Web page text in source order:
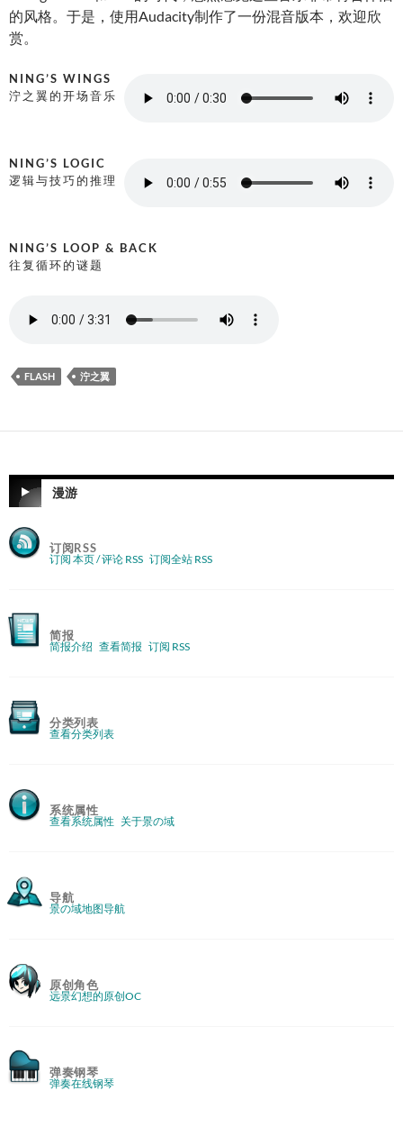
的风格。于是，使用Audacity制作了一份混音版本，欢迎欣
赏。
NING’S WINGS
泞之翼的开场音乐
NING’S LOGIC
逻辑与技巧的推理
NING’S LOOP & BACK
往复循环的谜题
FLASH 泞之翼
漫游
订阅RSS
订阅 本页 / 评论 RSS 订阅全站 RSS
简报
简报介绍 查看简报 订阅 RSS
分类列表
查看分类列表
系统属性
查看系统属性 关于景の域
导航
景の域地图导航
原创角色
远景幻想的原创OC
弹奏钢琴
弹奏在线钢琴